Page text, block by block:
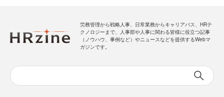
労務管理から戦略人事、日常業務からキャリアパス、HRテ
クノロジーまで、人事部や人事に関わる皆様に役立つ記事
（ノウハウ、事例など）やニュースなどを提供するWebマ
ガジンです。